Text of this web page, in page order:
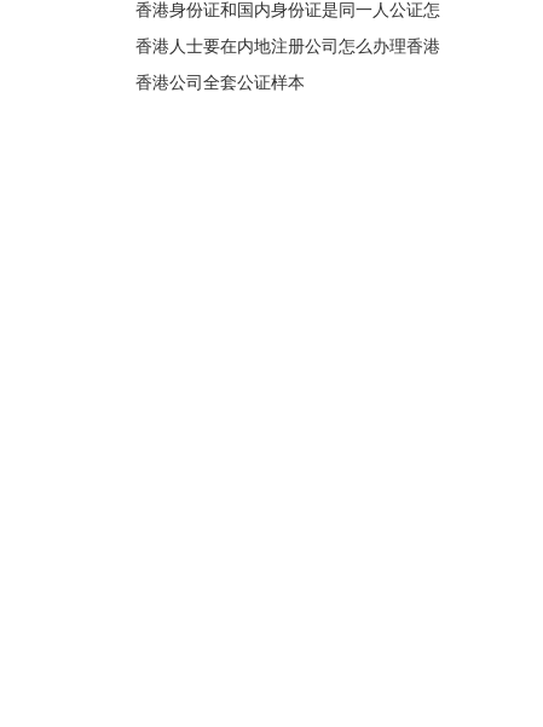
香港身份证和国内身份证是同一人公证怎
么办理？
香港人士要在内地注册公司怎么办理香港
身份证公证？
香港公司全套公证样本